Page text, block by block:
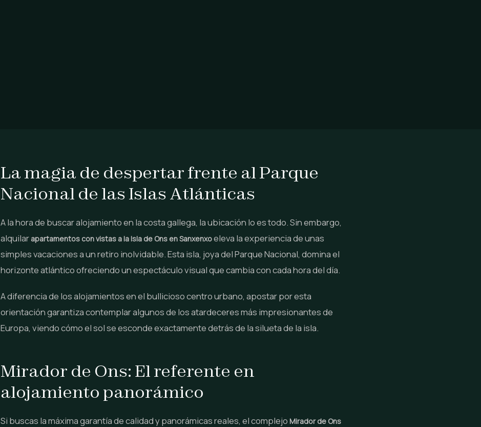
La magia de despertar frente al Parque
Nacional de las Islas Atlánticas
A la hora de buscar alojamiento en la costa gallega, la ubicación lo es todo. Sin embargo,
alquilar apartamentos con vistas a la Isla de Ons en Sanxenxoeleva la experiencia de unas
simples vacaciones a un retiro inolvidable. Esta isla, joya del Parque Nacional, domina el
horizonte atlántico ofreciendo un espectáculo visual que cambia con cada hora del día.
A diferencia de los alojamientos en el bullicioso centro urbano, apostar por esta
orientación garantiza contemplar algunos de los atardeceres más impresionantes de
Europa, viendo cómo el sol se esconde exactamente detrás de la silueta de la isla.
Mirador de Ons: El referente en
alojamiento panorámico
Si buscas la máxima garantía de calidad y panorámicas reales, el complejo Mirador de Ons